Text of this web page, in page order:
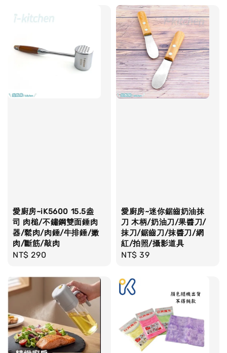
愛廚房~iK5600 15.5盎
司 肉槌/不鏽鋼雙面錘肉
器/鬆肉/肉錘/牛排錘/嫩
肉/斷筋/敲肉
Regular
NT$ 290
愛廚房~迷你鋸齒奶油抹
刀 木柄/奶油刀/果醬刀/
抹刀/鋸齒刀/抹醬刀/網
紅/拍照/攝影道具
Regular
NT$ 39